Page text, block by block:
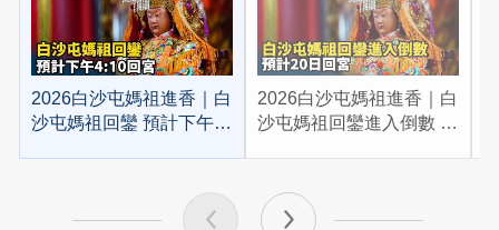
2026白沙屯媽祖進香｜白
沙屯媽祖回鑾 預計下午
2026白沙屯媽祖進香｜白
沙屯媽祖回鑾進入倒數 預